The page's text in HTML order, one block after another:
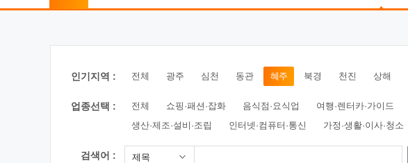
인기지역 : 전체 광주 심천 동관 혜주 북경 천진 상해
업종선택 : 전체 쇼핑·패션·잡화 음식점·요식업 여행·렌터카·가이드
생산·제조·설비·조립
인터넷·컴퓨터·통신 가정·생활·이사·청소
검색어 : 제목